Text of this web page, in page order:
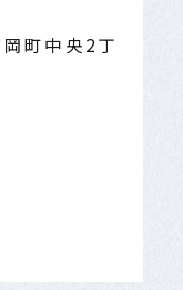
町中央2丁